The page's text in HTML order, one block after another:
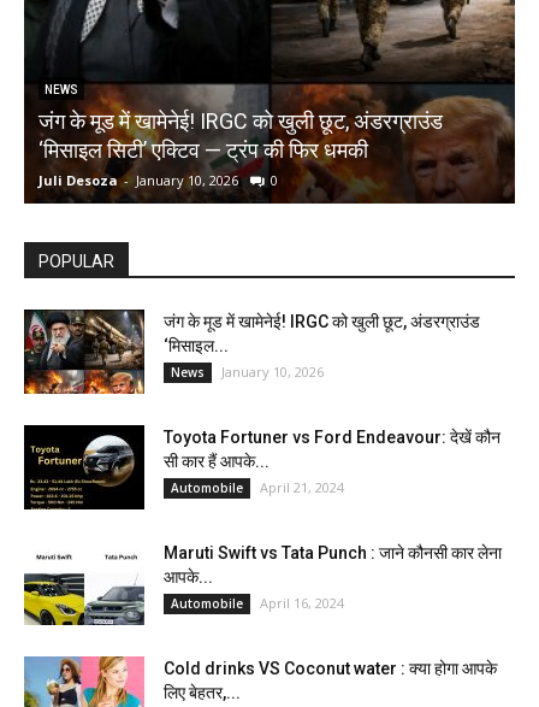
NEWS
जंग के मूड में खामेनेई! IRGC को खुली छूट, अंडरग्राउंड
‘मिसाइल सिटी’ एक्टिव — ट्रंप की फिर धमकी
Juli Desoza - January 10, 2026 0
POPULAR
जंग के मूड में खामेनेई! IRGC को खुली छूट, अंडरग्राउंड
‘मिसाइल...
News January 10, 2026
Toyota Fortuner vs Ford Endeavour: देखें कौन
सी कार हैं आपके...
Automobile April 21, 2024
Maruti Swift vs Tata Punch : जाने कौनसी कार लेना
आपके...
Automobile April 16, 2024
Cold drinks VS Coconut water : क्या होगा आपके
लिए बेहतर,...